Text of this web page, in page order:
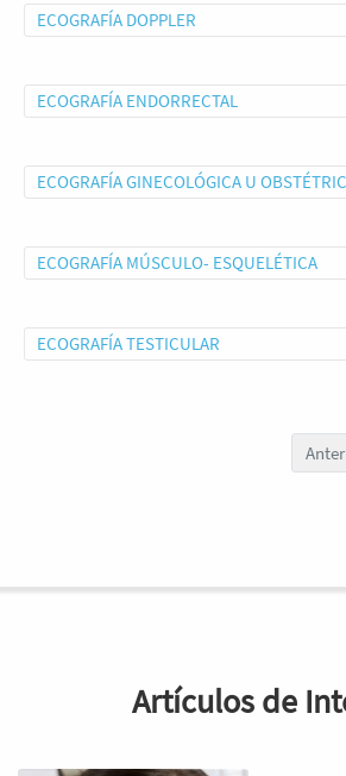
ECOGRAFÍA DOPPLER
ECOGRAFÍA ENDORRECTAL
ECOGRAFÍA GINECOLÓGICA U
ECOGRAFÍA MÚSCULO- ESQUELÉTICA
ECOGRAFÍA TESTICULAR
Artículos de